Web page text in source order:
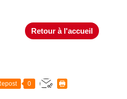
Retour à l'accueil
0